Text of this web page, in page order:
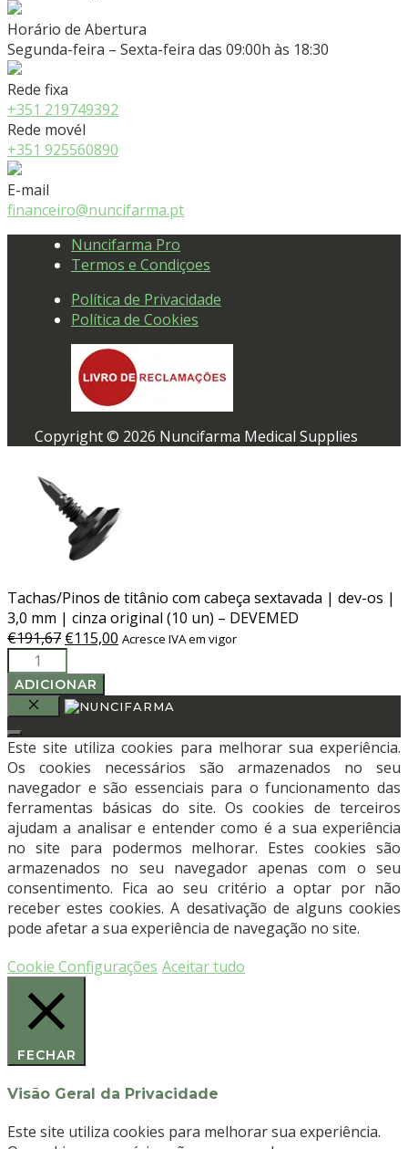
Horário de Abertura
Segunda-feira – Sexta-feira das 09:00h às 18:30
Rede fixa
+351 219749392
Rede movél
+351 925560890
E-mail
financeiro@nuncifarma.pt
Nuncifarma Pro
Termos e Condiçoes
Política de Privacidade
Política de Cookies
Copyright © 2026 Nuncifarma Medical Supplies
Tachas/Pinos de titânio com cabeça sextavada | dev-os |
3,0 mm | cinza original (10 un) – DEVEMED
€191,67 O
preço
original
era:
€191,67.
€115,00 O
é:
€115,00.
Acresce IVA em vigor
Quantidade
de
Tachas/Pinos
de
titânio
com
cabeça
sextavada
|
dev-
os
|
3,0
mm
|
cinza
original
DEVEMED
ADICIONAR
Este site utiliza cookies para melhorar sua experiência.
Os cookies necessários são armazenados no seu
navegador e são essenciais para o funcionamento das
ferramentas básicas do site. Os cookies de terceiros
ajudam a analisar e entender como é a sua experiência
no site para podermos melhorar. Estes cookies são
armazenados no seu navegador apenas com o seu
consentimento. Fica ao seu critério a optar por não
receber estes cookies. A desativação de alguns cookies
pode afetar a sua experiência de navegação no site.
Cookie Configurações Aceitar tudo
FECHAR
Visão Geral da Privacidade
Este site utiliza cookies para melhorar sua experiência.